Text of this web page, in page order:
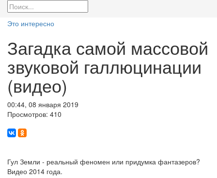
Это интересно
Загадка самой массовой
звуковой галлюцинации
(видео)
00:44, 08 января 2019
Просмотров: 410
Гул Земли - реальный феномен или придумка фантазеров?
Видео 2014 года.